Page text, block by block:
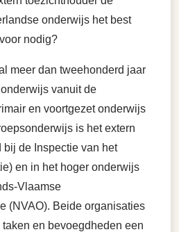
onderwijs het best
nodig?
meer dan tweehonderd jaar
vanuit de
en voortgezet onderwijs
is het extern
de Inspectie van het
en in het hoger onderwijs
Vlaamse
(NVAO). Beide organisaties
en bevoegdheden een